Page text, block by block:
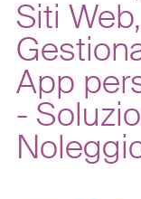
Siti
App
-